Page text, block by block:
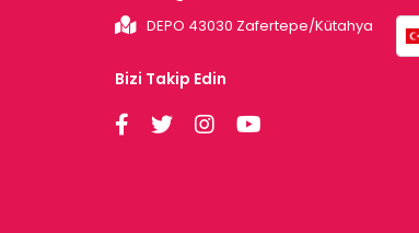
DEPO 43030 Zafertepe/Kütahya
Bizi Takip Edin